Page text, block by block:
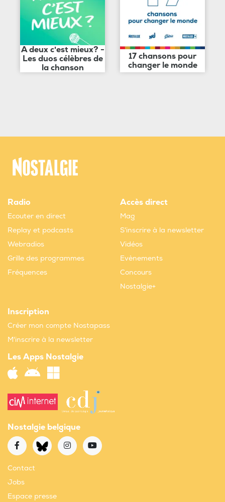
A deux c'est mieux? -
Les duos célèbres de
la chanson
17 chansons pour
changer le monde
Radio
Ecouter en direct
Replay et podcasts
Webradios
Grille des programmes
Fréquences
Accès direct
Mag
S'inscrire à la newsletter
Vidéos
Evènements
Concours
Nostalgie+
Inscription
Créer mon compte Nostapass
M'inscrire à la newsletter
Les Apps Nostalgie
Nostalgie belgique
Contact
Jobs
Espace presse